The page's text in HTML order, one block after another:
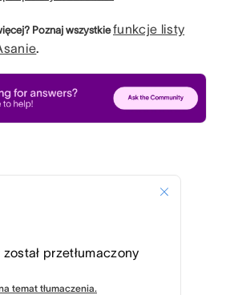
Poznaj wszystkiefunkcje listy
.
został przetłumaczony
temat tłumaczenia.